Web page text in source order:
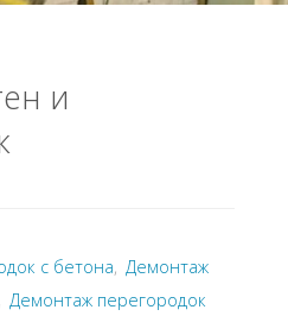
и
с бетона, Демонтаж
Демонтаж перегородок